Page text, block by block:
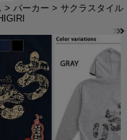
> パーカー > サクラスタイル